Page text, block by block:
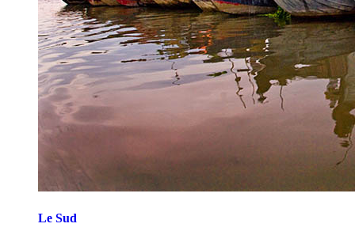
Le Sud